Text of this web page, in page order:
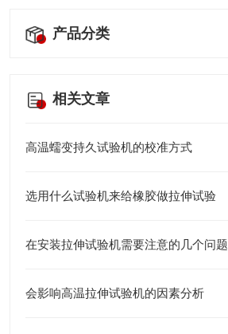
产品分类
相关文章
高温蠕变持久试验机的校准方式
选用什么试验机来给橡胶做拉伸试验
在安装拉伸试验机需要注意的几个问题
会影响高温拉伸试验机的因素分析